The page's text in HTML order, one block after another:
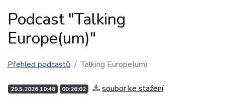
Podcast "Talking
Europe(um)"
Přehled podcastů Talking Europe(um)
29.5.2026 10:48 00:26:02 soubor ke stažení